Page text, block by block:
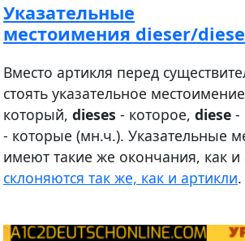
Указательные
местоимения dieser/
Вместо артикля перед
стоять указательное
который, dieses - которое, diese -
- которые (мн.ч.). Указательные
имеют такие же окончания, как и
склоняются так же, как и артикли.